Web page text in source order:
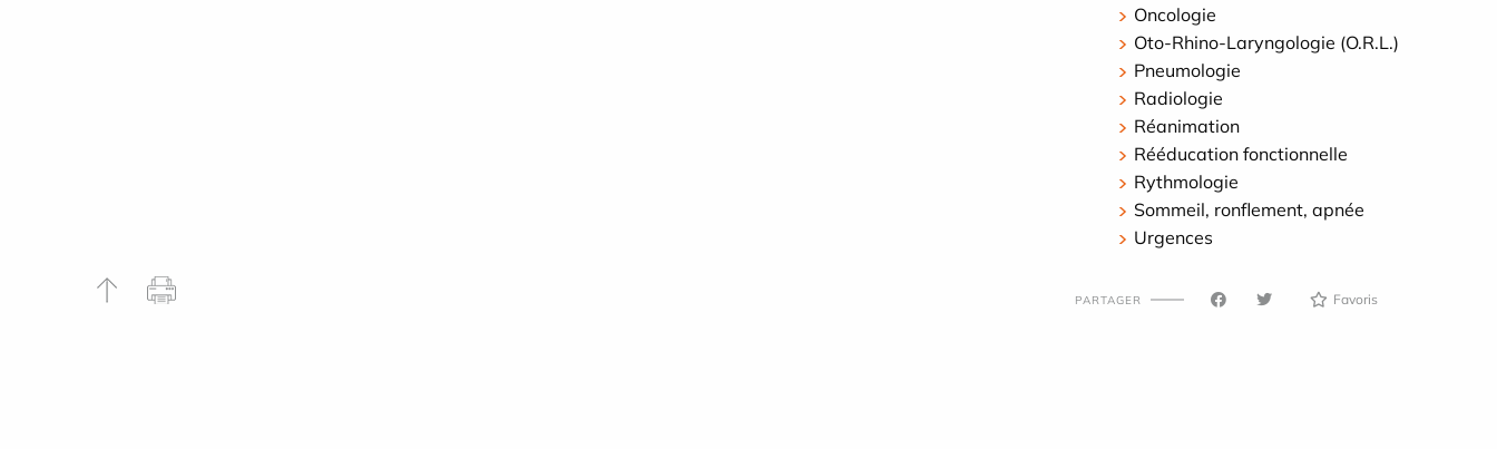
Oncologie
Oto-Rhino-Laryngologie (O.R.L.)
Pneumologie
Radiologie
Réanimation
Rééducation fonctionnelle
Rythmologie
Sommeil, ronflement, apnée
Urgences
PARTAGER Favoris